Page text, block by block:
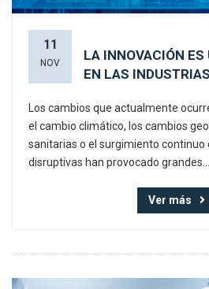
11
NOV
LA INNOVACIÓN ES
EN LAS INDUSTRIAS
Los cambios que actualmente
el cambio climático, los cambios
sanitarias o el surgimiento continuo
disruptivas han provocado grandes...
Ver más